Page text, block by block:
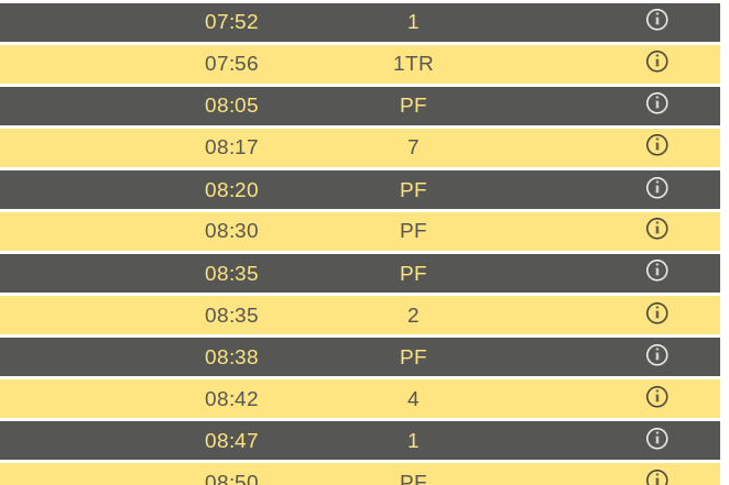
07:52
1
07:56
1TR
08:05
PF
08:17
7
08:20
PF
08:30
PF
08:35
PF
08:35
2
08:38
PF
08:42
4
08:47
1